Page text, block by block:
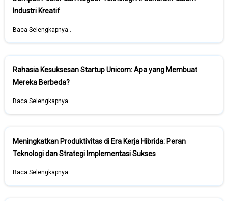
Industri Kreatif
Baca Selengkapnya..
Rahasia Kesuksesan Startup Unicorn: Apa yang Membuat
Mereka Berbeda?
Baca Selengkapnya..
Meningkatkan Produktivitas di Era Kerja Hibrida: Peran
Teknologi dan Strategi Implementasi Sukses
Baca Selengkapnya..